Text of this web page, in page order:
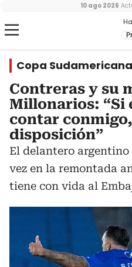
10 ago 2026
Copa Sudamericana
Contreras y su
Millonarios: “Si
contar
disposición”
El delantero argentino
vez en la remontada
tiene con vida al